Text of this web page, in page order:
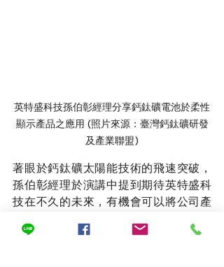
英特盛科技孫伯彰經理分享鈣鈦礦電池於柔性
顯示產品之應用 (照片來源：臺灣鈣鈦礦研發
及產業聯盟)
著眼於鈣鈦礦太陽能技術的飛速突破，
孫伯彰經理於演講中提到期待英特盛科
技在不久的未來，有機會可以將公司產
合ESG概念的減碳產品。鈣鈦礦太陽能